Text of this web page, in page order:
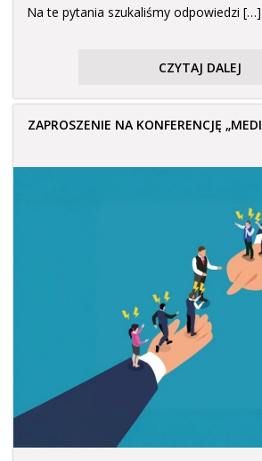
Na te pytania szukaliśmy odpowiedzi […]
CZYTAJ DALEJ
ZAPROSZENIE NA KONFERENCJĘ